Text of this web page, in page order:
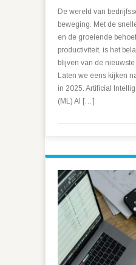
De wereld van
beweging. Met de
en de groeiende
productiviteit, is het
blijven van de
Laten we eens kijken
in 2025. Artificial
(ML) AI […]